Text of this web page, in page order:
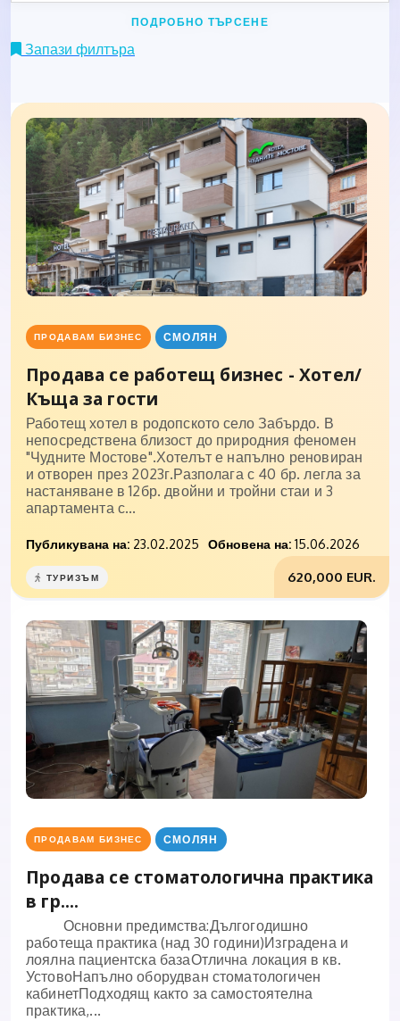
ПОДРОБНО ТЪРСЕНЕ
Запази филтъра
ПРОДАВАМ БИЗНЕС СМОЛЯН
Продава се работещ бизнес - Хотел/
Къща за гости
Работещ хотел в родопското село Забърдо. В
непосредствена близост до природния феномен
"Чудните Мостове".Хотелът е напълно реновиран
и отворен през 2023г.Разполага с 40 бр. легла за
настаняване в 12бр. двойни и тройни стаи и 3
апартамента с...
Публикувана на: 23.02.2025 Обновена на: 15.06.2026
620,000 EUR.
ТУРИЗЪМ
ПРОДАВАМ БИЗНЕС СМОЛЯН
Продава се стоматологична практика
в гр....
Основни предимства:Дългогодишно
работеща практика (над 30 години)Изградена и
лоялна пациентска базаОтлична локация в кв.
УстовоНапълно оборудван стоматологичен
кабинетПодходящ както за самостоятелна
практика,...